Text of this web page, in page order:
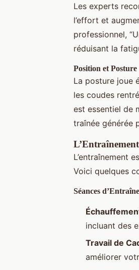
Les experts
l’effort et
professionnel,
réduisant la
Position et Posture
La posture joue
les coudes
est essentiel de
traînée générée
L’entraînement
Voici quelques
Séances
incluant des
Travail de
améliorer